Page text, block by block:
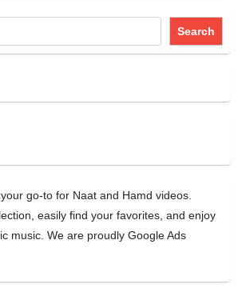
Search
go-to for Naat and Hamd videos.
easily find your favorites, and enjoy
music. We are proudly Google Ads